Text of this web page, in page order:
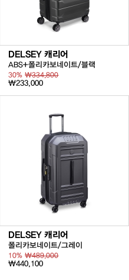
DELSEY 캐리어
ABS+폴리카보네이트/블랙
30%₩334,800
₩233,000
DELSEY 캐리어
폴리카보네이트/그레이
10%₩489,000
₩440,100